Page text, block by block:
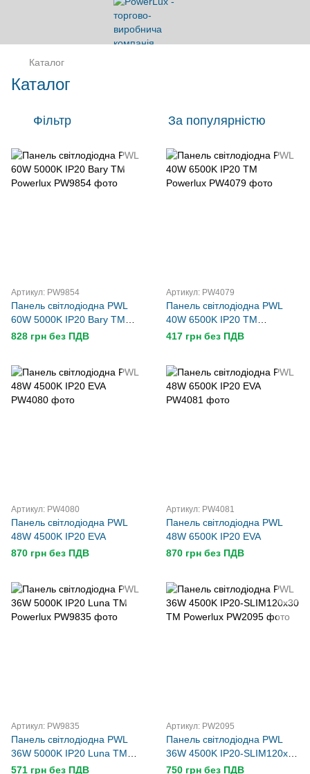
Каталог
Каталог
Фільтр За популярністю
Артикул: PW9854
Панель світлодіодна PWL
60W 5000K IP20 Bary TM
Powerlux
828 грн без ПДВ
Артикул: PW4079
Панель світлодіодна PWL
40W 6500K IP20 TM
Powerlux
417 грн без ПДВ
Артикул: PW4080
Панель світлодіодна PWL
48W 4500K IP20 EVA
870 грн без ПДВ
Артикул: PW4081
Панель світлодіодна PWL
48W 6500K IP20 EVA
870 грн без ПДВ
Артикул: PW9835
Панель світлодіодна PWL
36W 5000K IP20 Luna TM
Powerlux
571 грн без ПДВ
Артикул: PW2095
Панель світлодіодна PWL
36W 4500K IP20-SLIM120х30
TM Powerlux
750 грн без ПДВ